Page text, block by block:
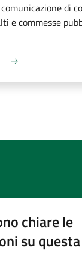
di
e commesse
chiare le
su questa